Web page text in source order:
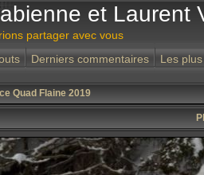
et Laurent
partager avec vous
Derniers commentaires Les
Quad Flaine 2019